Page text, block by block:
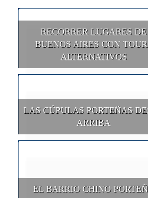
RECORRER LUGARES DE
BUENOS AIRES CON
ALTERNATIVOS
LAS CÚPULAS PORTEÑAS
ARRIBA
EL BARRIO CHINO